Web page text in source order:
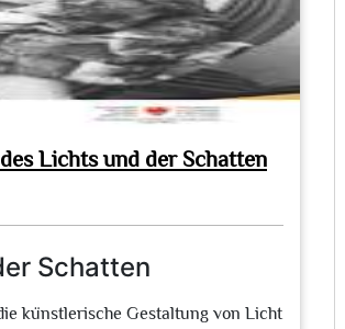
Lichts und der Schatten
Schatten
künstlerische Gestaltung von Licht